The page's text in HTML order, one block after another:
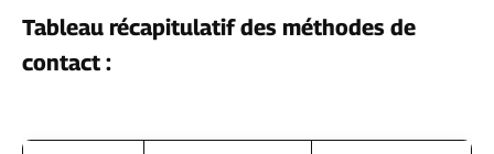
Tableau récapitulatif des méthodes de
contact :